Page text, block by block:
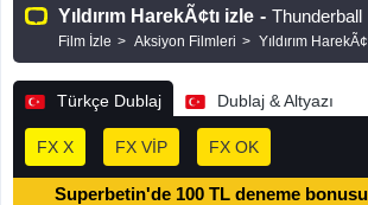
Yıldırım HarekÃ¢tı izle - Thunderball
Film İzle Aksiyon Filmleri Yıldırım
Türkçe Dublaj Dublaj & Altyazı
FX X FX VİP FX OK
Superbetin'de 100 TL deneme